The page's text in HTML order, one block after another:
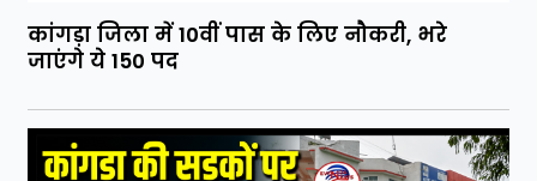
कांगड़ा जिला में 10वीं पास के लिए नौकरी, भरे
जाएंगे ये 150 पद